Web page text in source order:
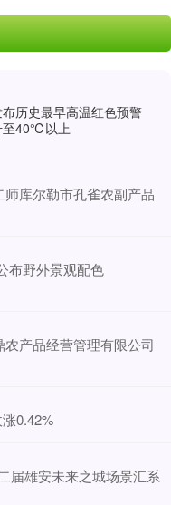
历史最早高温红色预警
至40℃以上
库尔勒市孔雀农副产品
布野外景观配色
产品经营管理有限公司
0.42%
届雄安未来之城场景汇系